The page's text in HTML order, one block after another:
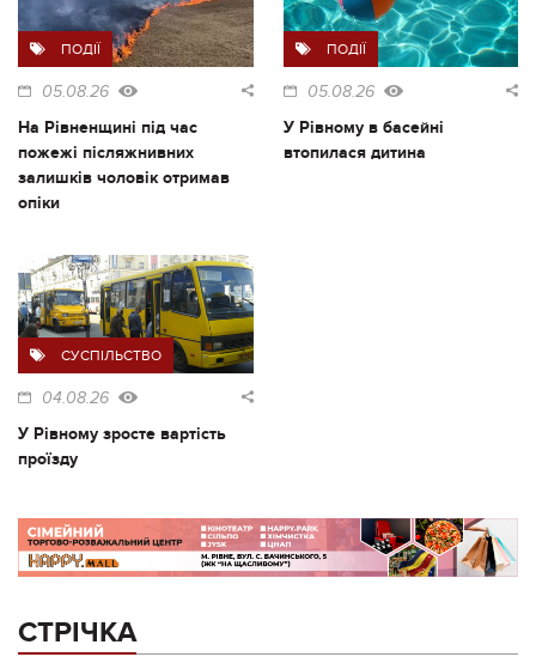
ПОДІЇ
05.08.26
На Рівненщині під час
пожежі післяжнивних
залишків чоловік отримав
опіки
ПОДІЇ
05.08.26
У Рівному в басейні
втопилася дитина
СУСПІЛЬСТВО
04.08.26
У Рівному зросте вартість
проїзду
СТРІЧКА